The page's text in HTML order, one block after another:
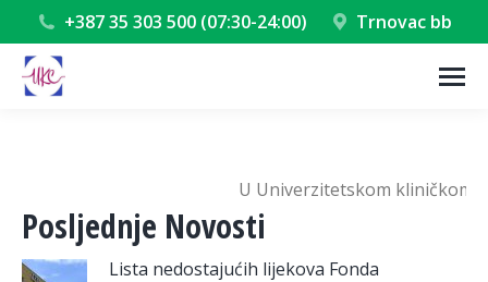
+387 35 303 500 (07:30-24:00) Trnovac bb
U Univerzitetskom kliničkom
Posljednje Novosti
Lista nedostajućih lijekova Fonda